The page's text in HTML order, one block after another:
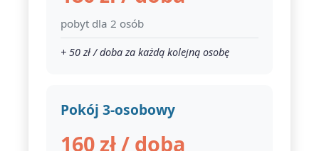
pobyt dla 2 osób
+ 50 zł / doba za każdą kolejną osobę
Pokój 3-osobowy
160 zł / doba